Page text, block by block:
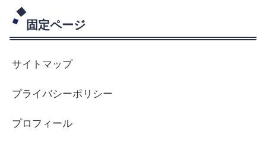
固定ページ
サイトマップ
プライバシーポリシー
プロフィール